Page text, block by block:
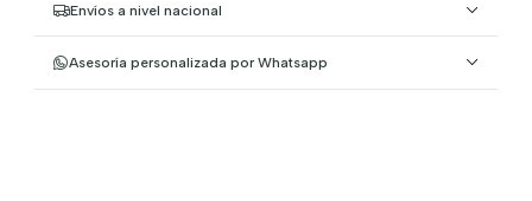
Envíos a nivel nacional
Asesoría personalizada por Whatsapp